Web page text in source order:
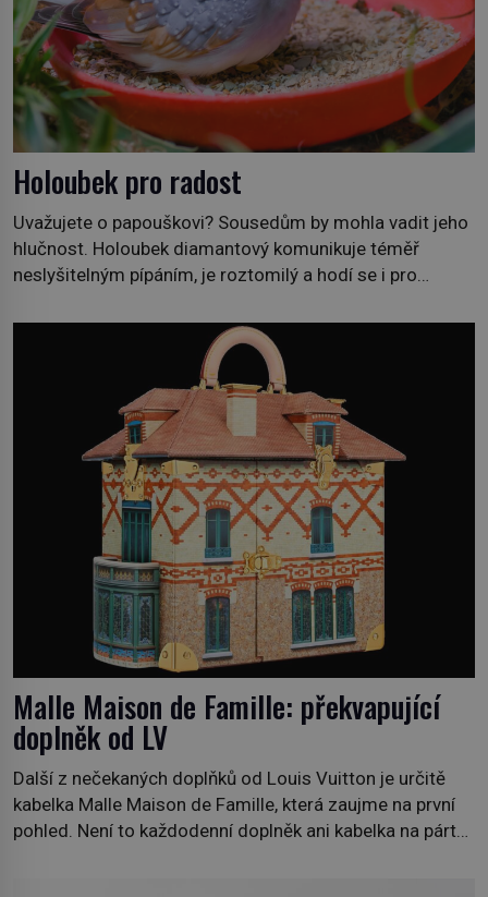
Holoubek pro radost
Uvažujete o papouškovi? Sousedům by mohla vadit jeho
hlučnost. Holoubek diamantový komunikuje téměř
neslyšitelným pípáním, je roztomilý a hodí se i pro
klidného ptáčka, který většinu dne jen posedává. Hodně
času tráví na zemi, kde sbírá zbytky semínek Jeho
domovinou je prakticky celá Austrálie s výjimkou
pobřežní oblasti. […]
Malle Maison de Famille: překvapující
doplněk od LV
Další z nečekaných doplňků od Louis Vuitton je určitě
kabelka Malle Maison de Famille, která zaujme na první
pohled. Není to každodenní doplněk ani kabelka na párty,